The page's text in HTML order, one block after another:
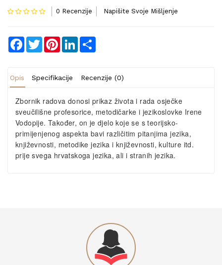
0 Recenzije Napišite Svoje Mišljenje
Facebook
TwitterPinterestLinkedIn
Opis Specifikacije Recenzije (0)
Zbornik radova donosi prikaz života i rada osječke
sveučilišne profesorice, metodičarke i jezikoslovke Irene
Vodopije. Također, on je djelo koje se s teorijsko-
primijenjenog aspekta bavi različitim pitanjima jezika,
književnosti, metodike jezika i književnosti, kulture itd.
prije svega hrvatskoga jezika, ali i stranih jezika.